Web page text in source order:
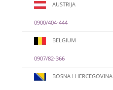
AUSTRIJA
0900/404-444
BELGIUM
0907/82-366
BOSNA I HERCEGOVINA